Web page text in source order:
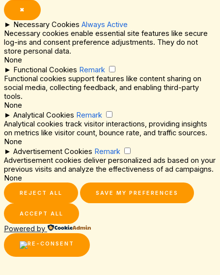
✖
► Necessary Cookies Always Active
Necessary cookies enable essential site features like secure
log-ins and consent preference adjustments. They do not
store personal data.
None
► Functional Cookies Remark
Functional cookies support features like content sharing on
social media, collecting feedback, and enabling third-party
tools.
None
► Analytical Cookies Remark
Analytical cookies track visitor interactions, providing insights
on metrics like visitor count, bounce rate, and traffic sources.
None
► Advertisement Cookies Remark
Advertisement cookies deliver personalized ads based on your
previous visits and analyze the effectiveness of ad campaigns.
None
REJECT ALL SAVE MY PREFERENCES
ACCEPT ALL
Powered by